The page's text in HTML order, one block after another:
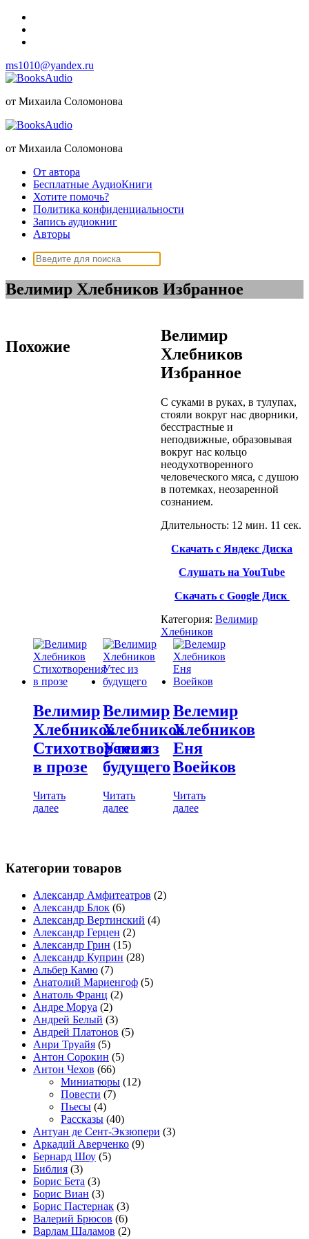
Перейти
содержимому
ms1010@yandex.ru
от Михаила Соломонова
от Михаила Соломонова
От автора
Бесплатные АудиоКниги
Хотите помочь?
Политика конфиденциальности
Запись аудиокниг
Авторы
Поиск:
Велимир Хлебников Избранное
Велимир
Хлебников
Избранное
С суками в руках, в тулупах,
стояли вокруг нас дворники,
бесстрастные и
неподвижные, образовывая
вокруг нас кольцо
неодухотворенного
человеческого мяса, с душою
в потемках, неозаренной
сознанием.
Длительность: 12 мин. 11 сек.
Скачать с Яндекс Диска
Слушать на YouTube
Скачать с Google Диск
Категория: Велимир
Хлебников
Похожие
Велимир
Хлебников
Стихотворения
в прозе
Читать
далее
Велимир
Хлебников
Утес из
будущего
Читать
далее
Велемир
Хлебников
Еня
Воейков
Читать
далее
Категории товаров
Александр Амфитеатров (2)
Александр Блок (6)
Александр Вертинский (4)
Александр Герцен (2)
Александр Грин (15)
Александр Куприн (28)
Альбер Камю (7)
Анатолий Мариенгоф (5)
Анатоль Франц (2)
Андре Моруа (2)
Андрей Белый (3)
Андрей Платонов (5)
Анри Труайя (5)
Антон Сорокин (5)
Антон Чехов (66)
Миниатюры (12)
Повести (7)
Пьесы (4)
Рассказы (40)
Антуан де Сент-Экзюпери (3)
Аркадий Аверченко (9)
Бернард Шоу (5)
Библия (3)
Борис Бета (3)
Борис Виан (3)
Борис Пастернак (3)
Валерий Брюсов (6)
Варлам Шаламов (2)